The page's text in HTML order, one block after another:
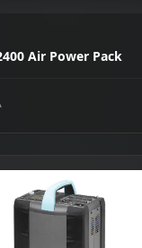
Air Power Pack